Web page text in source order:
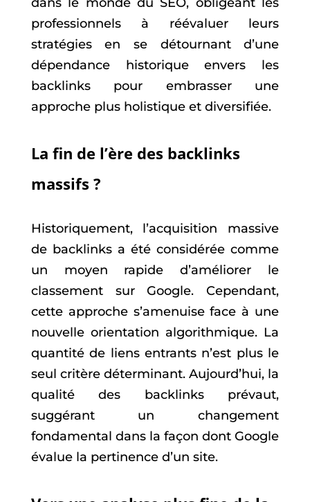
professionnels à réévaluer leurs
stratégies en se détournant d’une
dépendance historique envers les
backlinks pour embrasser une
approche plus holistique et diversifiée.
La fin de l’ère des backlinks
massifs ?
Historiquement, l’acquisition massive
de backlinks a été considérée comme
un moyen rapide d’améliorer le
classement sur Google. Cependant,
cette approche s’amenuise face à une
nouvelle orientation algorithmique. La
quantité de liens entrants n’est plus le
seul critère déterminant. Aujourd’hui, la
qualité des backlinks prévaut,
suggérant un changement
fondamental dans la façon dont Google
évalue la pertinence d’un site.